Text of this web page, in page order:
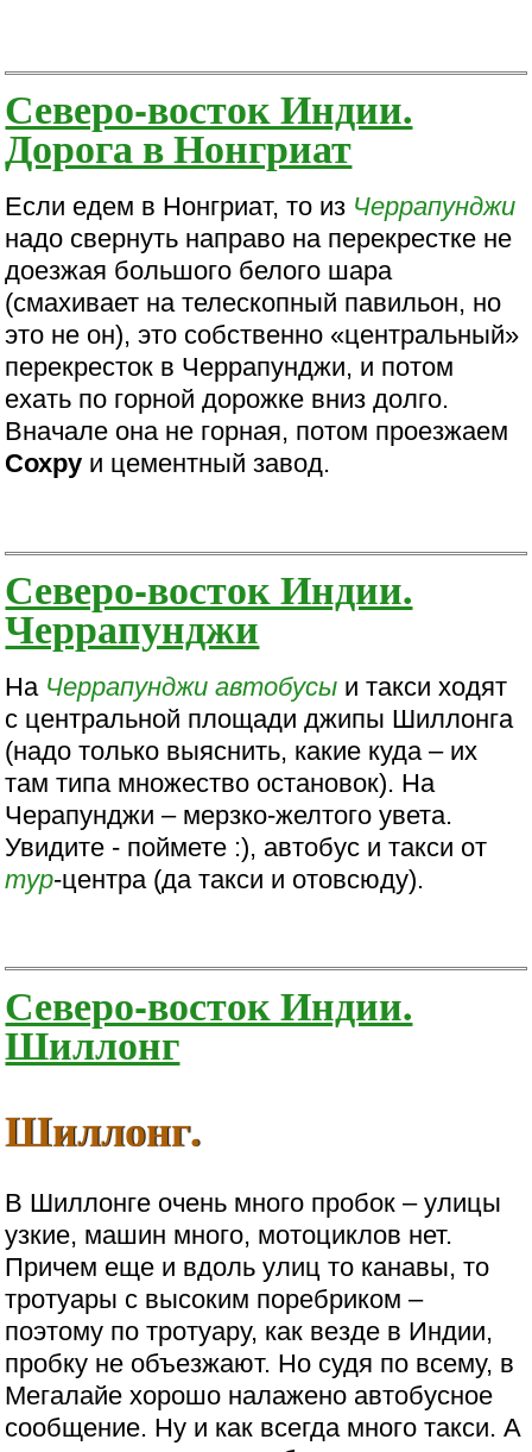
Северо-восток Индии.
Дорога в Нонгриат
Если едем в Нонгриат, то из Черрапунджи
надо свернуть направо на перекрестке не
доезжая большого белого шара
(смахивает на телескопный павильон, но
это не он), это собственно «центральный»
перекресток в Черрапунджи, и потом
ехать по горной дорожке вниз долго.
Вначале она не горная, потом проезжаем
Сохру и цементный завод.
Северо-восток Индии.
Черрапунджи
На Черрапунджи автобусы и такси ходят
с центральной площади джипы Шиллонга
(надо только выяснить, какие куда – их
там типа множество остановок). На
Черапунджи – мерзко-желтого увета.
Увидите - поймете :), автобус и такси от
тур-центра (да такси и отовсюду).
Северо-восток Индии.
Шиллонг
Шиллонг.
В Шиллонге очень много пробок – улицы
узкие, машин много, мотоциклов нет.
Причем еще и вдоль улиц то канавы, то
тротуары с высоким поребриком –
поэтому по тротуару, как везде в Индии,
пробку не объезжают. Но судя по всему, в
Мегалайе хорошо налажено автобусное
сообщение. Ну и как всегда много такси. А